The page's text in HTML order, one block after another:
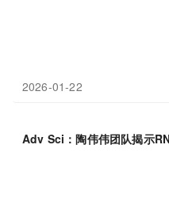
2026-01-22
Adv Sci：陶伟伟团队揭示